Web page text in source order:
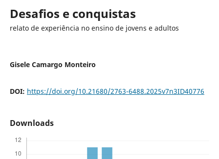
Desafios e conquistas
relato de experiência no ensino de jovens e adultos
Gisele Camargo Monteiro
DOI: https://doi.org/10.21680/2763-6488.2025v7n3ID40776
Downloads